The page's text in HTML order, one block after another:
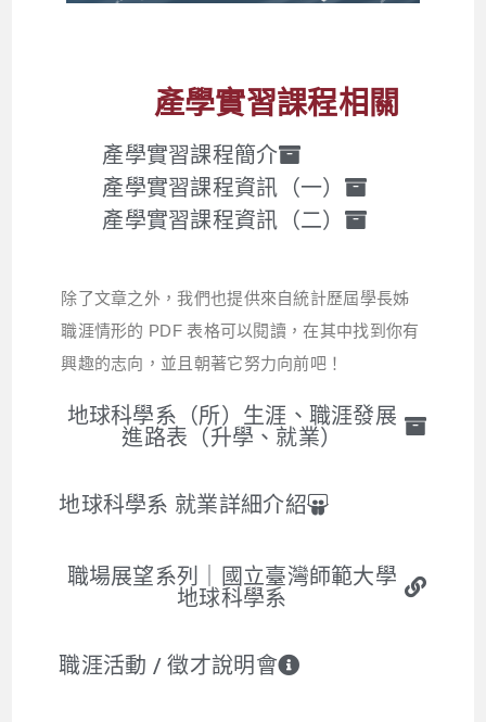
產學實習課程相關
產學實習課程簡介
產學實習課程資訊（一）
產學實習課程資訊（二）
除了文章之外，我們也提供來自統計歷屆學長姊
職涯情形的 PDF 表格可以閱讀，在其中找到你有
興趣的志向，並且朝著它努力向前吧！
地球科學系（所）生涯、職涯發展
進路表（升學、就業）
地球科學系 就業詳細介紹
職場展望系列｜國立臺灣師範大學
地球科學系
職涯活動 / 徵才說明會